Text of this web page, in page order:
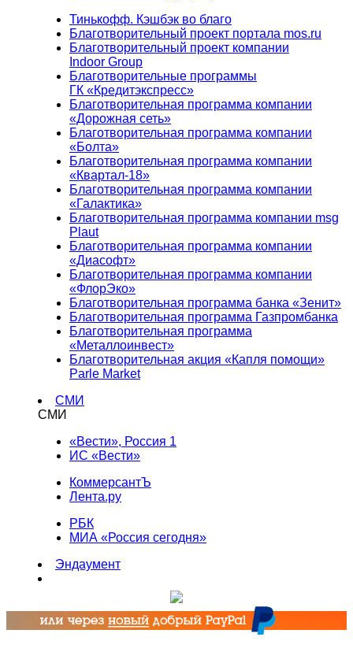
Тинькофф. Кэшбэк во благо
Благотворительный проект портала mos.ru
Благотворительный проект компании
Indoor Group
Благотворительные программы
ГК «Кредитэкспресс»
Благотворительная программа компании
«Дорожная сеть»
Благотворительная программа компании
«Болта»
Благотворительная программа компании
«Квартал-18»
Благотворительная программа компании
«Галактика»
Благотворительная программа компании msg
Plaut
Благотворительная программа компании
«Диасофт»
Благотворительная программа компании
«ФлорЭко»
Благотворительная программа банка «Зенит»
Благотворительная программа Газпромбанка
Благотворительная программа
«Металлоинвест»
Благотворительная акция «Капля помощи»
Parle Market
СМИ
СМИ
«Вести», Россия 1
ИС «Вести»
КоммерсантЪ
Лента.ру
РБК
МИА «Россия сегодня»
Эндаумент